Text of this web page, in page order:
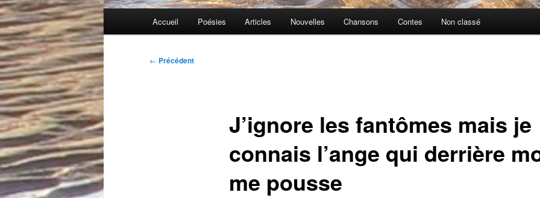
Accueil Poésies Articles Nouvelles Chansons Contes Non classé
Navigation
← Précédent
J’ignore les fantômes mais je
connais l’ange qui derrière
me pousse